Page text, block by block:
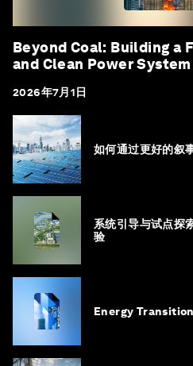
Beyond Coal: Building a
and Clean Power
2026年7月1日
如何通过更好的叙
系统引导与试点探
验
Energy